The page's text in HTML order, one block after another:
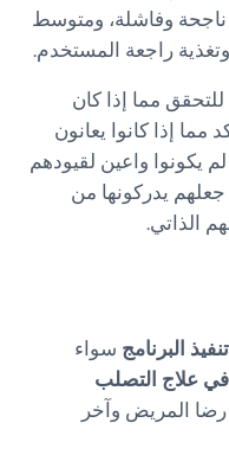
وفاشلة، ومتوسط
راجعة المستخدم.
مما إذا كان
مما إذا كانوا يعانون
لم يكونوا واعين لقيودهم
يدركونها من
الذاتي.
البرنامج سواء
في علاج التصلب
رضا المريض وآخر